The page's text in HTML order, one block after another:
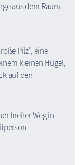
aus dem Raum
Pilz", eine
kleinen Hügel,
auf den
breiter Weg in